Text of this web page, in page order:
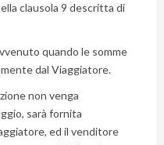
clausola 9 descritta di
quando le somme
dal Viaggiatore.
non venga
sarà fornita
ed il venditore